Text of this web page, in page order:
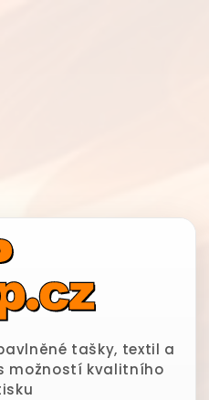
tašky, textil a
možností kvalitního